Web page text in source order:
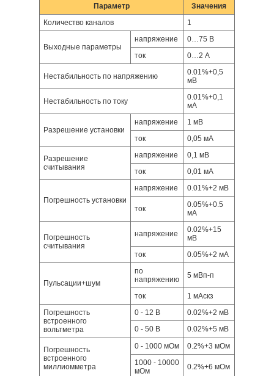
Параметр
Значения
Количество каналов
1
Выходные параметры
напряжение
0…75 В
ток
0…2 А
Нестабильность по напряжению
0.01%+0,5
мВ
Нестабильность по току
0.01%+0,1
мА
Разрешение установки
напряжение
1 мВ
ток
0,05 мА
Разрешение
считывания
напряжение
0,1 мВ
ток
0,01 мА
Погрешность установки
напряжение 0.01%+2 мВ
ток
0.05%+0.5
мА
Погрешность
считывания
напряжение
0.02%+15
мВ
ток
0.05%+2 мА
Пульсации+шум
по
напряжению
5 мВп-п
ток
1 мАскз
Погрешность
встроенного
вольтметра
0 - 12 В
0.02%+2 мВ
0 - 50 В
0.02%+5 мВ
Погрешность
встроенного
миллиомметра
0 - 1000 мОм
0.2%+3 мОм
1000 - 10000
мОм
0.2%+6 мОм